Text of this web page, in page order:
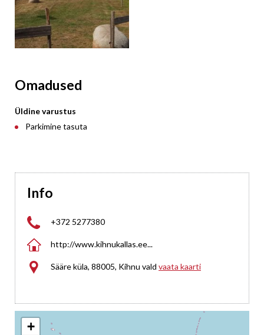
Omadused
Üldine varustus
Parkimine tasuta
Info
 +372 5277380
 http://www.kihnukallas.ee...
 Sääre küla, 88005, Kihnu vald vaata kaarti
+